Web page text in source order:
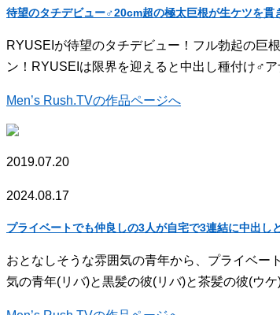
待望のタチデビュー♂20cm超の極太巨根が生ケツを
RYUSEIが待望のタチデビュー！フル勃起の巨
ン！RYUSEIは限界を迎えると中出し種付け♂
Men’s Rush.TVの作品ページへ
2019.07.20
2024.08.17
プライベートでも仲良しの3人が自宅で3連結に中出し
おとなしそうな雰囲気の青年から、プライベー
気の青年(リバ)と黒髪の彼(リバ)と茶髪の彼(ウ